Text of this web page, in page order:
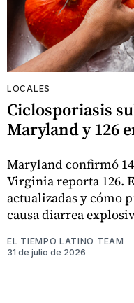
LOCALES
Ciclosporiasis
Maryland y 126
Maryland confirmó
Virginia reporta 126.
actualizadas y cómo
causa diarrea
EL TIEMPO LATINO TEAM
31 de julio de 2026